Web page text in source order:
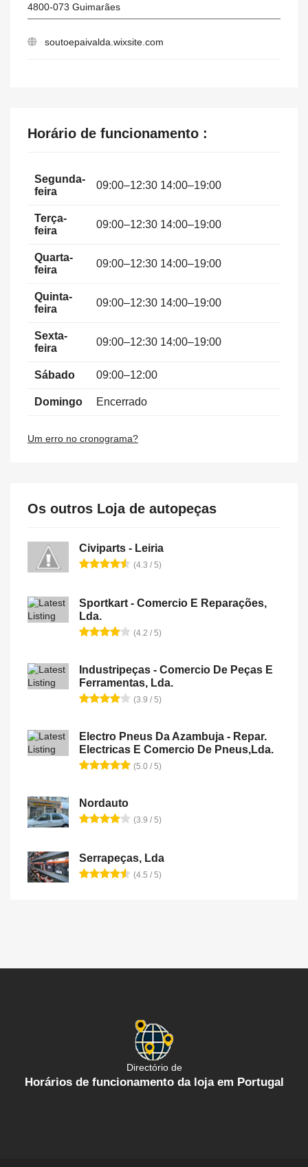
4800-073 Guimarães
soutoepaivalda.wixsite.com
Horário de funcionamento :
Segunda-
feira
09:00–12:30 14:00–19:00
Terça-
feira
09:00–12:30 14:00–19:00
Quarta-
feira
09:00–12:30 14:00–19:00
Quinta-
feira
09:00–12:30 14:00–19:00
Sexta-
feira
09:00–12:30 14:00–19:00
Sábado 09:00–12:00
Domingo Encerrado
Um erro no cronograma?
Os outros Loja de autopeças
Civiparts - Leiria
(4.3 / 5)
Sportkart - Comercio E Reparações,
Lda.
(4.2 / 5)
Industripeças - Comercio De Peças E
Ferramentas, Lda.
(3.9 / 5)
Electro Pneus Da Azambuja - Repar.
Electricas E Comercio De Pneus,Lda.
(5.0 / 5)
Nordauto
(3.9 / 5)
Serrapeças, Lda
(4.5 / 5)
Directório de
Horários de funcionamento da loja em Portugal